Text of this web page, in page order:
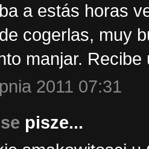
a estás horas
cogerlas, muy
manjar.
2011 07:31
pisze...